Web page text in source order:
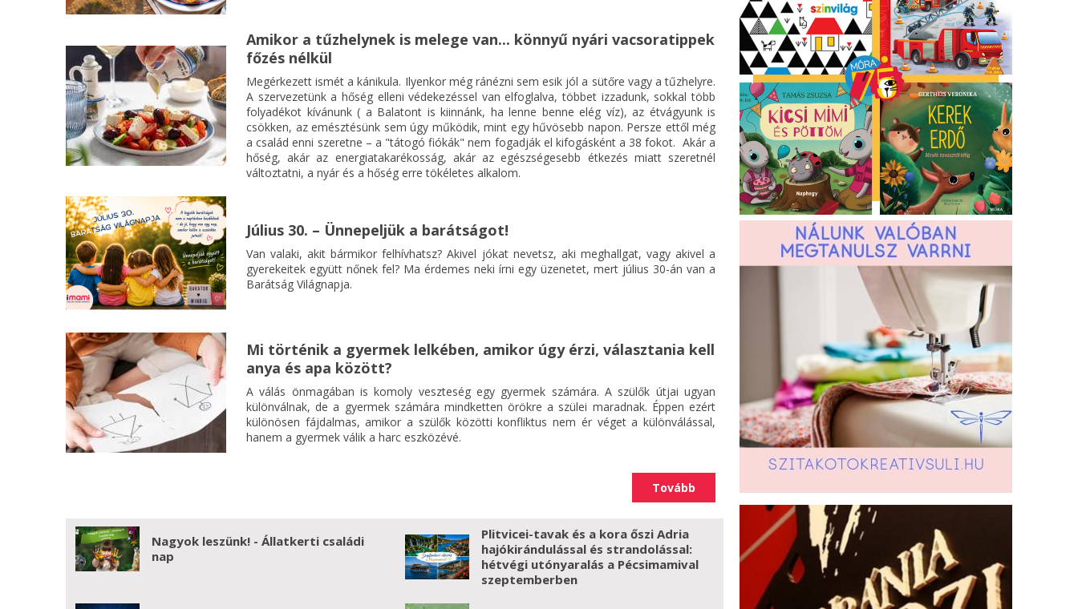
Amikor a tűzhelynek is melege van... könnyű nyári vacsoratippek
főzés nélkül
Megérkezett ismét a kánikula. Ilyenkor még ránézni sem esik jól a sütőre vagy a tűzhelyre.
A szervezetünk a hőség elleni védekezéssel van elfoglalva, többet izzadunk, sokkal több
folyadékot kívánunk ( a Balatont is kiinnánk, ha lenne benne elég víz), az étvágyunk is
csökken, az emésztésünk sem úgy működik, mint egy hűvösebb napon. Persze ettől még
a család enni szeretne – a "tátogó fiókák" nem fogadják el kifogásként a 38 fokot. Akár a
hőség, akár az energiatakarékosság, akár az egészségesebb étkezés miatt szeretnél
változtatni, a nyár és a hőség erre tökéletes alkalom.
Július 30. – Ünnepeljük a barátságot!
Van valaki, akit bármikor felhívhatsz? Akivel jókat nevetsz, aki meghallgat, vagy akivel a
gyerekeitek együtt nőnek fel? Ma érdemes neki írni egy üzenetet, mert július 30-án van a
Barátság Világnapja.
Mi történik a gyermek lelkében, amikor úgy érzi, választania kell
anya és apa között?
A válás önmagában is komoly veszteség egy gyermek számára. A szülők útjai ugyan
különválnak, de a gyermek számára mindketten örökre a szülei maradnak. Éppen ezért
különösen fájdalmas, amikor a szülők közötti konfliktus nem ér véget a különválással,
hanem a gyermek válik a harc eszközévé.
Tovább
Nagyok leszünk! - Állatkerti családi
nap
Plitvicei-tavak és a kora őszi Adria
hajókirándulással és strandolással:
hétvégi utónyaralás a Pécsimamival
szeptemberben